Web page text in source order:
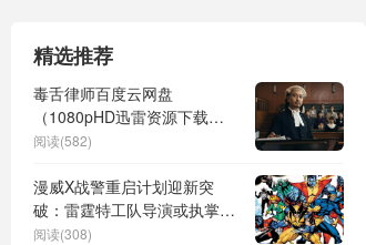
精选推荐
毒舌律师百度云网盘
（1080pHD迅雷资源下载）
在线观看
阅读(582)
漫威X战警重启计划迎新突
破：雷霆特工队导演或执掌变
种人宇宙
阅读(308)